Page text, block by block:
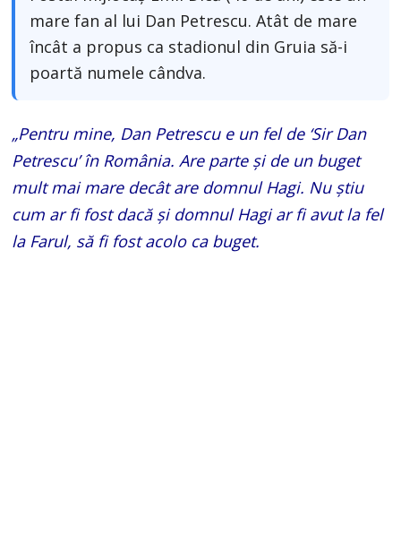
mare fan al lui Dan Petrescu. Atât de mare
încât a propus ca stadionul din Gruia să-i
poartă numele cândva.
„Pentru mine, Dan Petrescu e un fel de ‘Sir Dan
Petrescu’ în România. Are parte și de un buget
mult mai mare decât are domnul Hagi. Nu știu
cum ar fi fost dacă și domnul Hagi ar fi avut la fel
la Farul, să fi fost acolo ca buget.